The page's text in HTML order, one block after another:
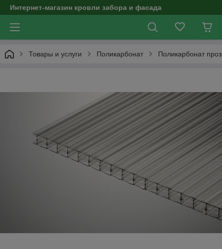
Интернет-магазин кровли забора и фасада
Товары и услуги Поликарбонат Поликарбонат